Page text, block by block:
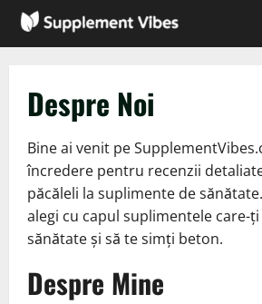
Skip
Despre Noi
Bine ai venit pe
încredere pentru recenzii
păcăleli la suplimente de
alegi cu capul suplimentele care-
sănătate și să te simți beton.
Despre Mine